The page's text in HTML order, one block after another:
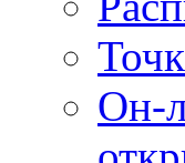
Он-